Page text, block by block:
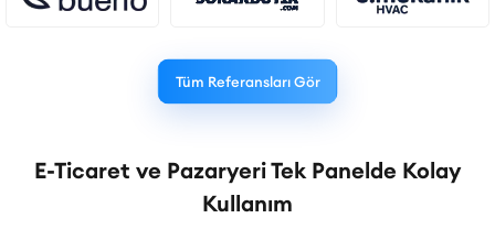
Tüm Referansları Gör
E-Ticaret ve Pazaryeri Tek Panelde Kolay
Kullanım